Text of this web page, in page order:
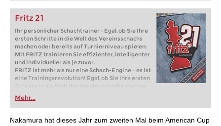
Fritz 21
Ihr persönlicher Schachtrainer - Egal, ob Sie Ihre
ersten Schritte in die Welt des Vereinsschachs
machen oder bereits auf Turnierniveau spielen:
Mit FRITZ trainieren Sie effizienter, intelligenter
und individueller als je zuvor.
FRITZ ist mehr als nur eine Schach-Engine – es ist
eine Trainingsrevolution! Egal, ob Sie Ihre ersten
Schritte in die Welt des Vereinsschachs machen
oder bereits auf Turnierniveau spielen: Mit
FRITZ trainieren Sie effizienter, intelligenter und
individueller als je zuvor.
Mehr...
Nakamura hat dieses Jahr zum zweiten Mal beim American Cup